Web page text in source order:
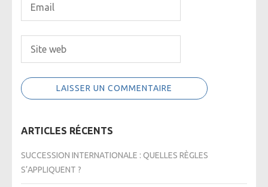
ARTICLES RÉCENTS
SUCCESSION INTERNATIONALE : QUELLES RÈGLES
S’APPLIQUENT ?